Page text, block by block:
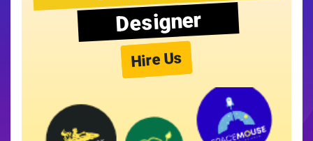
Designer
Hire Us